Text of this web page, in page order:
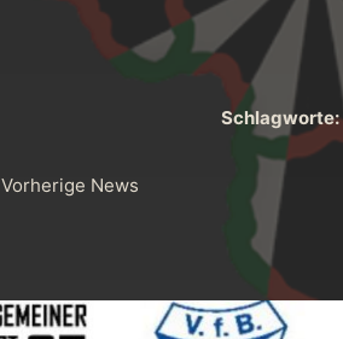
Schlagworte:
Vorherige News